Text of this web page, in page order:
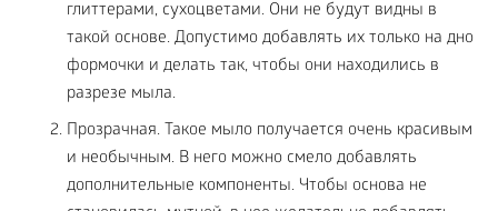
глиттерами, сухоцветами. Они не будут видны в
такой основе. Допустимо добавлять их только на дно
формочки и делать так, чтобы они находились в
разрезе мыла.
Прозрачная. Такое мыло получается очень красивым
и необычным. В него можно смело добавлять
дополнительные компоненты. Чтобы основа не